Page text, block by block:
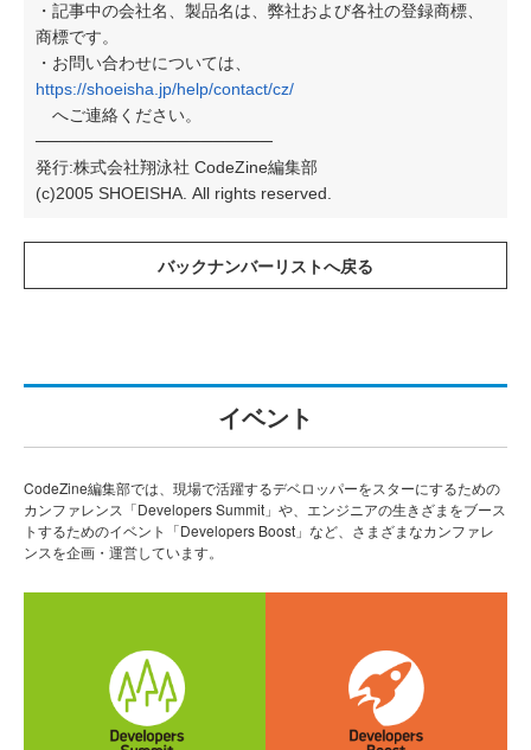
・記事中の会社名、製品名は、弊社および各社の登録商標、
商標です。
・お問い合わせについては、
https://shoeisha.jp/help/contact/cz/
へご連絡ください。
────────────────────
発行:株式会社翔泳社 CodeZine編集部
(c)2005 SHOEISHA. All rights reserved.
イベント
CodeZine編集部では、現場で活躍するデベロッパーをスターにするための
カンファレンス「Developers Summit」や、エンジニアの生きざまをブース
トするためのイベント「Developers Boost」など、さまざまなカンファレ
ンスを企画・運営しています。